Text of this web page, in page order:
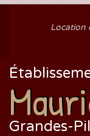
Location
Grandes-